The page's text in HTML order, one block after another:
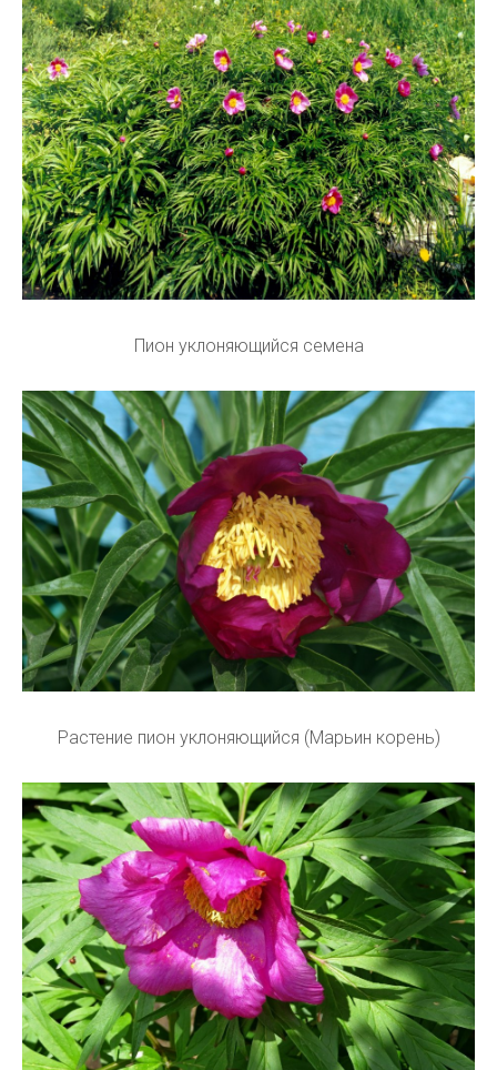
Пион уклоняющийся семена
Растение пион уклоняющийся (Марьин корень)